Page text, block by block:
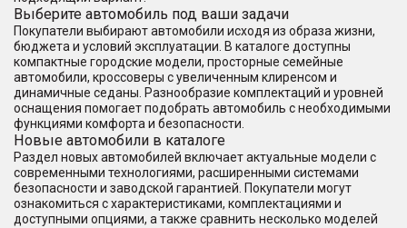
Выберите автомобиль под ваши задачи
Покупатели выбирают автомобили исходя из образа жизни,
бюджета и условий эксплуатации. В каталоге доступны
компактные городские модели, просторные семейные
автомобили, кроссоверы с увеличенным клиренсом и
динамичные седаны. Разнообразие комплектаций и уровней
оснащения помогает подобрать автомобиль с необходимыми
функциями комфорта и безопасности.
Новые автомобили в каталоге
Раздел новых автомобилей включает актуальные модели с
современными технологиями, расширенными системами
безопасности и заводской гарантией. Покупатели могут
ознакомиться с характеристиками, комплектациями и
доступными опциями, а также сравнить несколько моделей